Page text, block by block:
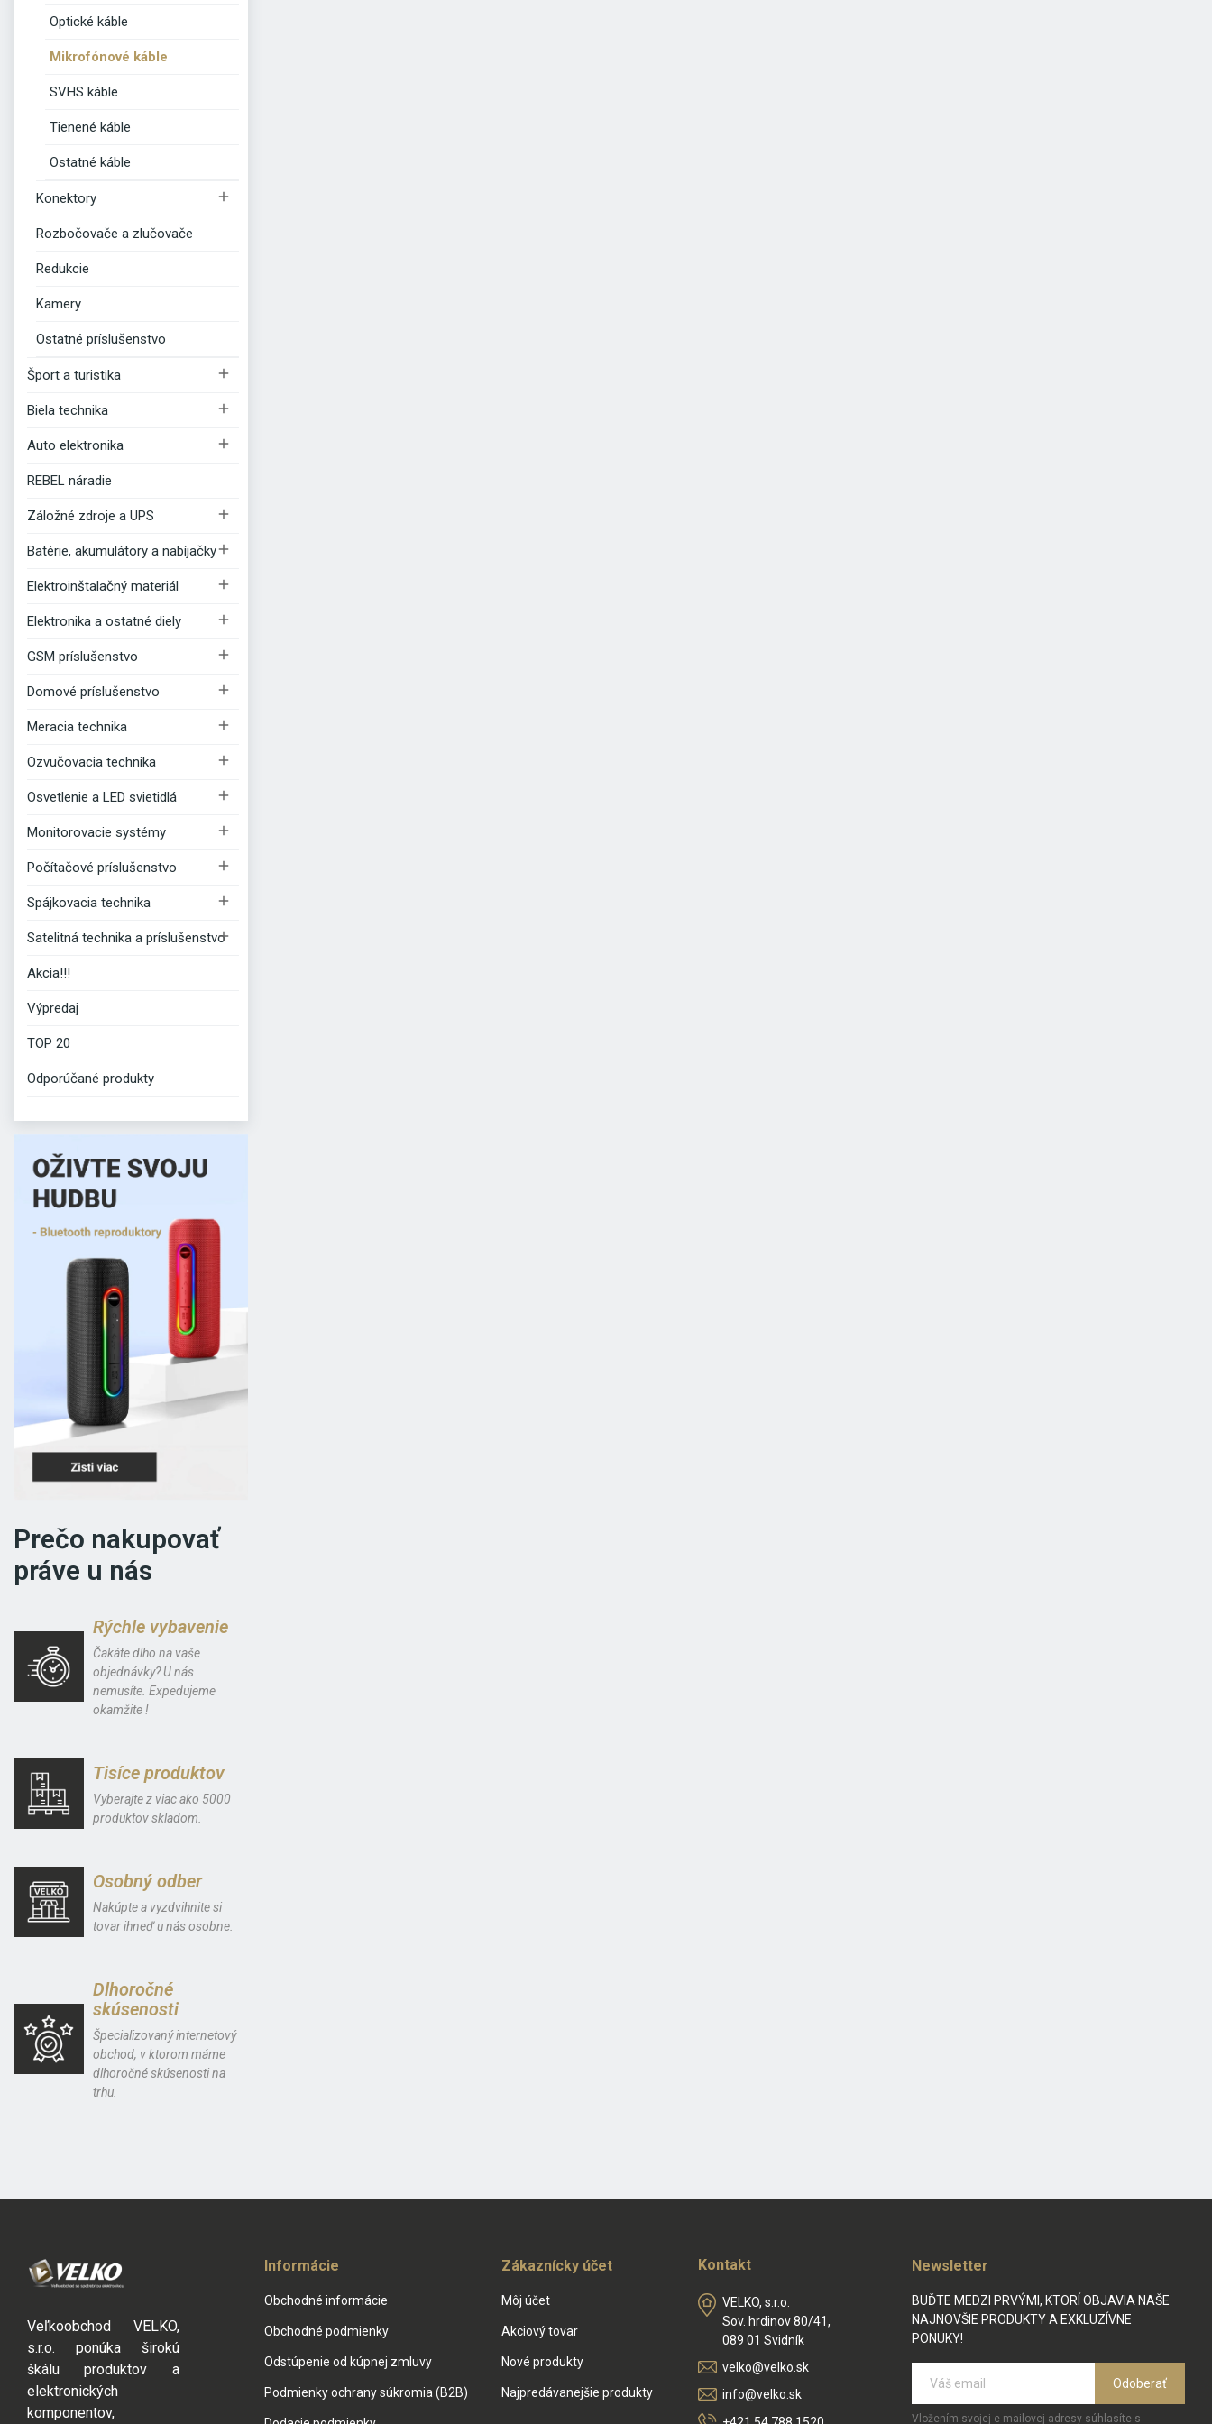
Optické káble
Mikrofónové káble
SVHS káble
Tienené káble
Ostatné káble
Konektory 
Rozbočovače a zlučovače
Redukcie
Kamery
Ostatné príslušenstvo
Šport a turistika 
Biela technika 
Auto elektronika 
REBEL náradie
Záložné zdroje a UPS 
Batérie, akumulátory a nabíjačky
Elektroinštalačný materiál 
Elektronika a ostatné diely 
GSM príslušenstvo 
Domové príslušenstvo 
Meracia technika 
Ozvučovacia technika 
Osvetlenie a LED svietidlá 
Monitorovacie systémy 
Počítačové príslušenstvo 
Spájkovacia technika 
Satelitná technika a príslušenstvo

Akcia!!!
Výpredaj
TOP 20
Odporúčané produkty
Prečo nakupovať
práve u nás
Rýchle vybavenie
Čakáte dlho na vaše
objednávky? U nás
nemusíte. Expedujeme
okamžite !
Tisíce produktov
Vyberajte z viac ako 5000
produktov skladom.
Osobný odber
Nakúpte a vyzdvihnite si
tovar ihneď u nás osobne.
Dlhoročné
skúsenosti
Špecializovaný internetový
obchod, v ktorom máme
dlhoročné skúsenosti na
trhu.
Veľkoobchod VELKO,
s.r.o. ponúka širokú
škálu produktov a
elektronických
komponentov,
Informácie
Obchodné informácie
Obchodné podmienky
Odstúpenie od kúpnej zmluvy
Podmienky ochrany súkromia (B2B)
Zákaznícky účet
Môj účet
Akciový tovar
Nové produkty
Najpredávanejšie produkty
Kontakt
VELKO, s.r.o.
Sov. hrdinov 80/41,
089 01 Svidník
velko@velko.sk
info@velko.sk
Newsletter
BUĎTE MEDZI PRVÝMI, KTORÍ OBJAVIA NAŠE
NAJNOVŠIE PRODUKTY A EXKLUZÍVNE
PONUKY!
Odoberať
Vložením svojej e-mailovej adresy súhlasíte s